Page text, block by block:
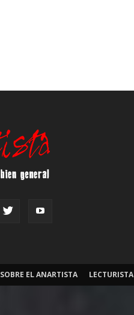
SOBRE EL ANARTISTA LECTURISTA